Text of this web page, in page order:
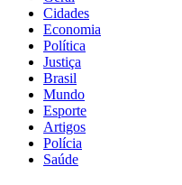
Cidades
Economia
Política
Justiça
Brasil
Mundo
Esporte
Artigos
Polícia
Saúde